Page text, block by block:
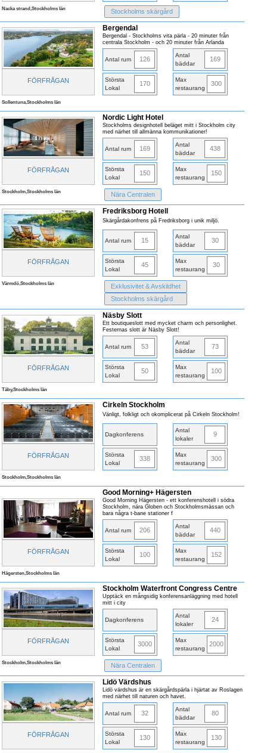
Nacka strand,Stockholms län Stockholms skärgård
FÖRFRÅGAN
Bergendal
Bergendal - Stockholms vita pärla - 20 minuter från
centrala Stockholm - och 20 minuter från Arlanda
Antal rum 126
Antal
bäddar
169
Största
Lokal
170
Max
restaurang
300
Sollentuna,Stockholms län
FÖRFRÅGAN
Nordic Light Hotel
Stockholms designhotell beläget mitt i Stockholm city
med närhet till allmänna kommunikationer!
Antal rum 169
Antal
bäddar
438
Största
Lokal
150
Max
restaurang
150
Stockholm,Stockholms län Nära Centralen
FÖRFRÅGAN
Fredriksborg Hotell
Skärgårdakonfrens på Fredriksborg i unik miljö.
Antal rum 15
Antal
bäddar
30
Största
Lokal
45
Max
restaurang
30
Värmdö,Stockholms län
Exklusivitet & Avskildhet
Stockholms skärgård
FÖRFRÅGAN
Näsby Slott
Ett boutiqueslott med mycket charm och personlighet.
Festernas slott är Näsby Slott!
Antal rum 53
Antal
bäddar
73
Största
Lokal
50
Max
restaurang
100
Täby,Stockholms län
FÖRFRÅGAN
Cirkeln Stockholm
Vänligt, folkligt och okomplicerat på Cirkeln Stockholm!
Dagkonferens
Antal
lokaler
9
Största
Lokal
338
Max
restaurang
300
Stockholm,Stockholms län
FÖRFRÅGAN
Good Morning+ Hägersten
Good Morning Hägersten - ett konferenshotell i södra
Stockholm, nära Globen och Stockholmsmässan och
bara några t-bane stationer f
Antal rum 206
Antal
bäddar
440
Största
Lokal
100
Max
restaurang
152
Hägersten,Stockholms län
FÖRFRÅGAN
Stockholm Waterfront Congress Centre
Upptäck en mångsidig konferensanläggning med hotell
mitt i city
Dagkonferens
Antal
lokaler
24
Största
Lokal
3000
Max
restaurang
2000
Stockholm,Stockholms län Nära Centralen
FÖRFRÅGAN
Lidö Värdshus
Lidö värdshus är en skärgårdspärla i hjärtat av Roslagen
med närhet till naturen och havet.
Antal rum 32
Antal
bäddar
80
Största
Lokal
130
Max
restaurang
130